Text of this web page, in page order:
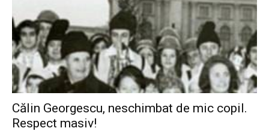
Călin Georgescu, neschimbat de mic copil.
Respect masiv!